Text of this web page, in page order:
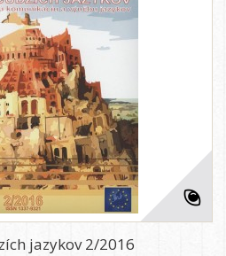
jazykov 2/2016